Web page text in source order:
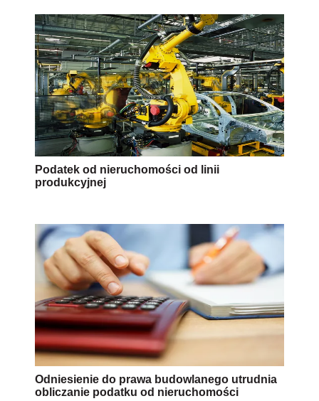
Podatek od nieruchomości od linii
produkcyjnej
Odniesienie do prawa budowlanego utrudnia
obliczanie podatku od nieruchomości